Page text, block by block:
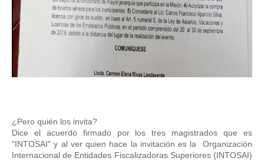
¿Pero quién los invita?
Dice el acuerdo firmado por los tres magistrados que es
"INTOSAI" y al ver quien hace la invitación es la  Organización
Internacional de Entidades Fiscalizadoras Superiores (INTOSAI)